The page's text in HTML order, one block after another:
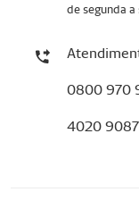
de segunda
0800 970
4020 9087